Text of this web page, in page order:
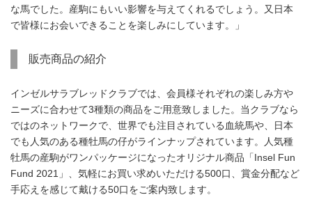
な馬でした。産駒にもいい影響を与えてくれるでしょう。又日本
で皆様にお会いできることを楽しみにしています。」
販売商品の紹介
インゼルサラブレッドクラブでは、会員様それぞれの楽しみ方や
ニーズに合わせて3種類の商品をご用意致しました。当クラブなら
ではのネットワークで、世界でも注目されている血統馬や、日本
でも人気のある種牡馬の仔がラインナップされています。人気種
牡馬の産駒がワンパッケージになったオリジナル商品「Insel Fun
Fund 2021」、気軽にお買い求めいただける500口、賞金分配など
手応えを感じて戴ける50口をご案内致します。